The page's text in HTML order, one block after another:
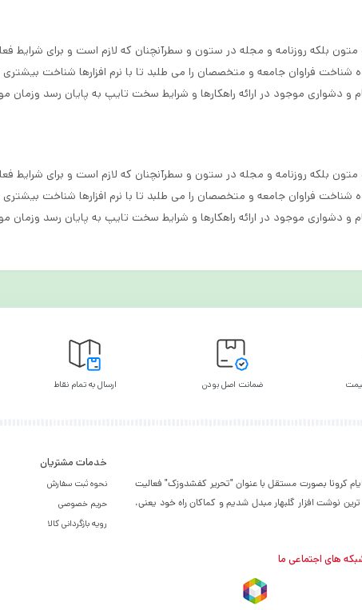
بلکه روزنامه و مجله در ستون و سطرآنچنان که لازم است و برای شرایط
فراوان جامعه و متخصصان را می طلبد تا با نرم افزارها شناخت بیشتری را
موجود در ارائه راهکارها و شرایط سخت تایپ به پایان رسد وزمان
بلکه روزنامه و مجله در ستون و سطرآنچنان که لازم است و برای شرایط
فراوان جامعه و متخصصان را می طلبد تا با نرم افزارها شناخت بیشتری را
موجود در ارائه راهکارها و شرایط سخت تایپ به پایان رسد وزمان
ضمانت اصل بودن ارسال به تمام نقاط
بعد از ایام کرونا بصورت مستقل با عنوان "تحریر کفشدوزک" فعالیت
نوشت افزار گلبهار مبدل شدیم و کماکان راه خود یعنی،
های اجتماعی ما
خدمات مشتریان
نحوه ثبت سفارش
حریم خصوصی
رویه بازگردانی کالا